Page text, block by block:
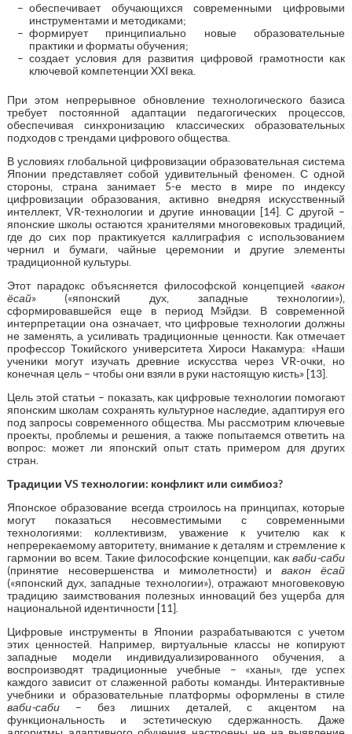
обеспечивает обучающихся современными цифровыми
инструментами и методиками;
формирует принципиально новые образовательные
практики и форматы обучения;
создает условия для развития цифровой грамотности как
ключевой компетенции XXI века.
При этом непрерывное обновление технологического базиса
требует постоянной адаптации педагогических процессов,
обеспечивая синхронизацию классических образовательных
подходов с трендами цифрового общества.
В условиях глобальной цифровизации образовательная система
Японии представляет собой удивительный феномен. С одной
стороны, страна занимает 5-е место в мире по индексу
цифровизации образования, активно внедряя искусственный
интеллект, VR-технологии и другие инновации [14]. С другой –
японские школы остаются хранителями многовековых традиций,
где до сих пор практикуется каллиграфия с использованием
чернил и бумаги, чайные церемонии и другие элементы
традиционной культуры.
Этот парадокс объясняется философской концепцией «вакон
ёсай» («японский дух, западные технологии»),
сформировавшейся еще в период Мэйдзи. В современной
интерпретации она означает, что цифровые технологии должны
не заменять, а усиливать традиционные ценности. Как отмечает
профессор Токийского университета Хироси Накамура: «Наши
ученики могут изучать древние искусства через VR-очки, но
конечная цель – чтобы они взяли в руки настоящую кисть» [13].
Цель этой статьи – показать, как цифровые технологии помогают
японским школам сохранять культурное наследие, адаптируя его
под запросы современного общества. Мы рассмотрим ключевые
проекты, проблемы и решения, а также попытаемся ответить на
вопрос: может ли японский опыт стать примером для других
стран.
Традиции VS технологии: конфликт или симбиоз?
Японское образование всегда строилось на принципах, которые
могут показаться несовместимыми с современными
технологиями: коллективизм, уважение к учителю как к
непререкаемому авторитету, внимание к деталям и стремление к
гармонии во всем. Такие философские концепции, какваби-саби
(принятие несовершенства и мимолетности) ивакон ёсай
(«японский дух, западные технологии»), отражают многовековую
традицию заимствования полезных инноваций без ущерба для
национальной идентичности [11].
Цифровые инструменты в Японии разрабатываются с учетом
этих ценностей. Например, виртуальные классы не копируют
западные модели индивидуализированного обучения, а
воспроизводят традиционные учебные – «ханы», где успех
каждого зависит от слаженной работы команды. Интерактивные
учебники и образовательные платформы оформлены в стиле
ваби-саби– без лишних деталей, с акцентом на
функциональность и эстетическую сдержанность. Даже